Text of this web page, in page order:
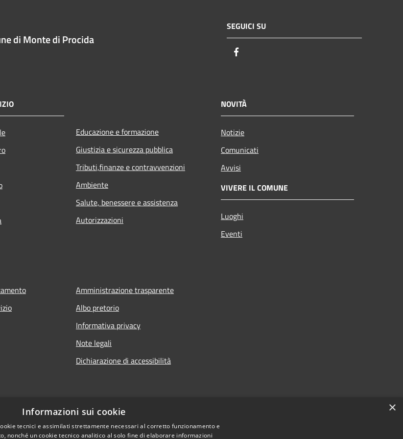
di Monte di Procida
SEGUICI SU
Educazione e formazione
Giustizia e sicurezza pubblica
Tributi,finanze e contravvenzioni
Ambiente
Salute, benessere e assistenza
Autorizzazioni
NOVITÀ
Notizie
Comunicati
Avvisi
VIVERE IL COMUNE
Luoghi
Eventi
Amministrazione trasparente
Albo pretorio
Informativa privacy
Note legali
Dichiarazione di accessibilità
×
Informazioni sui cookie
tecnici e assimilati strettamente necessari al corretto funzionamento e
nonché un cookie tecnico analitico al solo fine di elaborare informazioni